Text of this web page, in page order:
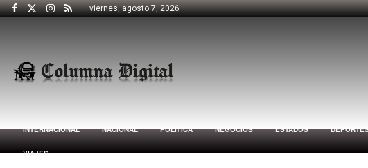
viernes, agosto 7, 2026
INTERNACIONAL NACIONAL POLÍTICA NEGOCIOS ESTADOS
VIAJES